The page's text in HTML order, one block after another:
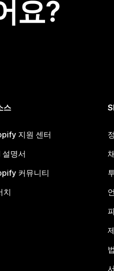
요?
스
지원 센터
설명서
커뮤니티
치